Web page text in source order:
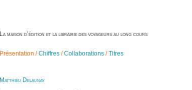
La maison d’édition et la librairie des voyageurs au long cours
Présentation /Chiffres /Collaborations /Titres
Matthieu Delaunay